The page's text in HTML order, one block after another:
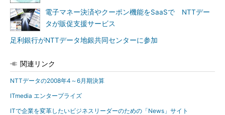
電子マネー決済やクーポン機能をSaaSで NTTデー
タが販促支援サービス
足利銀行がNTTデータ地銀共同センターに参加
関連リンク
NTTデータの2008年4～6月期決算
ITmedia エンタープライズ
ITで企業を変革したいビジネスリーダーのための「News」サイト